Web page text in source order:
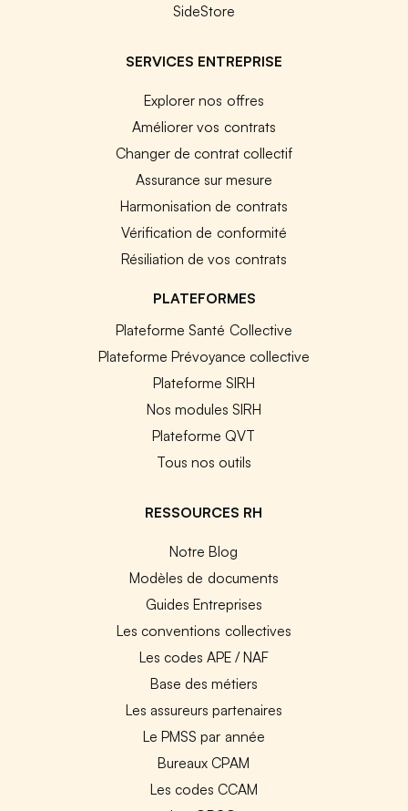
SideStore
SERVICES ENTREPRISE
Explorer nos offres
Améliorer vos contrats
Changer de contrat collectif
Assurance sur mesure
Harmonisation de contrats
Vérification de conformité
Résiliation de vos contrats
PLATEFORMES
Plateforme Santé Collective
Plateforme Prévoyance collective
Plateforme SIRH
Nos modules SIRH
Plateforme QVT
Tous nos outils
RESSOURCES RH
Notre Blog
Modèles de documents
Guides Entreprises
Les conventions collectives
Les codes APE / NAF
Base des métiers
Les assureurs partenaires
Le PMSS par année
Bureaux CPAM
Les codes CCAM